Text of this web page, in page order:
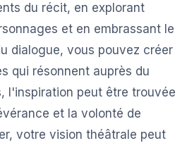
du récit, en explorant
et en embrassant le
dialogue, vous pouvez créer
qui résonnent auprès du
l'inspiration peut être trouvée
et la volonté de
votre vision théâtrale peut